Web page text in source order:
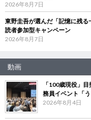
2026年8月7日
東野圭吾が選んだ「記憶に残
読者参加型キャンペーン
2026年8月7日
動画
「100歳現役」
務員イベント「
2026年8月4日